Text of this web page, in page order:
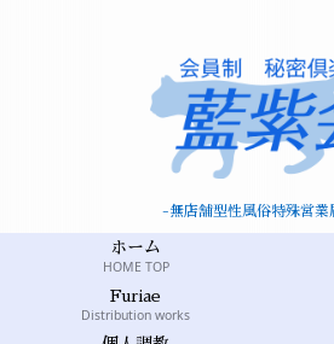
-無店舗型性風俗特殊営業
ホーム
HOME TOP
Furiae
Distribution works